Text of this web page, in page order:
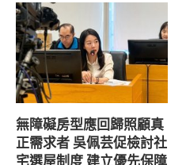
無障礙房型應回歸照顧真
正需求者 吳佩芸促檢討社
宅選屋制度 建立優先保障